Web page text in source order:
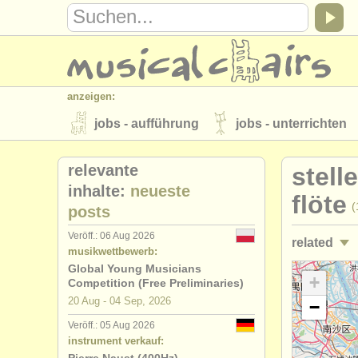
anzeigen:
jobs - aufführung jobs - unterrichten
instrumentenverkauf gestohlene
verzeichnisse:
orchester musikhochschulen
musicalchairs:
über musicalchairs rss
verlage:
anzeige veröffentlichen find out
flöte
related
jobs -
kurse/
degree
+
−
relevante
inhalte: neueste
posts
Veröff.: 06 Aug 2026
musikwettbewerb:
Global Young Musicians
Competition (Free Preliminaries)
20 Aug - 04 Sep, 2026
Veröff.: 05 Aug 2026
instrument verkauf: